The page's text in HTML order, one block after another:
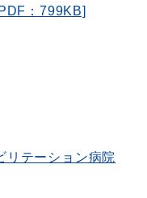
：799KB]
リテーション病院